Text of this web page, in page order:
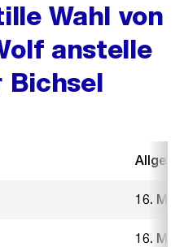
Wahl von
anstelle
Bichsel
16.
16.